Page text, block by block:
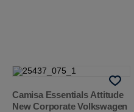
Camisa Essentials Attitude
New Corporate Volkswagen